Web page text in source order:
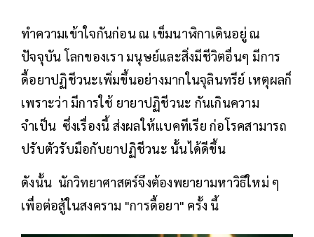
ทำความเข้าใจกันก่อน ณ เข็มนาฬิกาเดินอยู่ ณ
ปัจจุบัน โลกของเรา มนุษย์และสิ่งมีชีวิตอื่นๆ มีการ
ดื้อยาปฏิชีวนะเพิ่มขึ้นอย่างมากในจุลินทรีย์ เหตุผลก็
เพราะว่า มีการใช้ ยายาปฏิชีวนะ กันเกินความ
จำเป็น ซึ่งเรื่องนี้ ส่งผลให้แบคทีเรีย ก่อโรคสามารถ
ปรับตัวรับมือกับยาปฏิชีวนะ นั้นได้ดีขึ้น
ดังนั้น นักวิทยาศาสตร์จึงต้องพยายามหาวิธีใหม่ ๆ
เพื่อต่อสู้ในสงคราม "การดื้อยา" ครั้ง นี้